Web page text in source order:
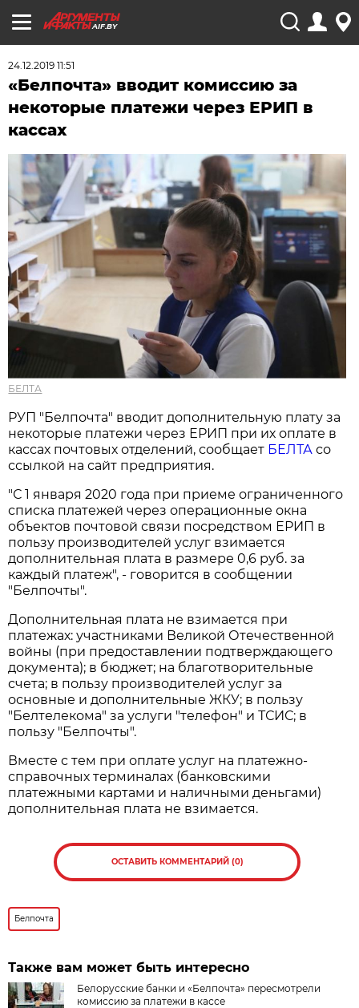
AIF.BY
24.12.2019 11:51
«Белпочта» вводит комиссию за
некоторые платежи через ЕРИП в
кассах
БЕЛТА
РУП "Белпочта" вводит дополнительную плату за
некоторые платежи через ЕРИП при их оплате в
кассах почтовых отделений, сообщает БЕЛТАсо
ссылкой на сайт предприятия.
"С 1 января 2020 года при приеме ограниченного
списка платежей через операционные окна
объектов почтовой связи посредством ЕРИП в
пользу производителей услуг взимается
дополнительная плата в размере 0,6 руб. за
каждый платеж", - говорится в сообщении
"Белпочты".
Дополнительная плата не взимается при
платежах: участниками Великой Отечественной
войны (при предоставлении подтверждающего
документа); в бюджет; на благотворительные
счета; в пользу производителей услуг за
основные и дополнительные ЖКУ; в пользу
"Белтелекома" за услуги "телефон" и ТСИС; в
пользу "Белпочты".
Вместе с тем при оплате услуг на платежно-
справочных терминалах (банковскими
платежными картами и наличными деньгами)
дополнительная плата не взимается.
ОСТАВИТЬ КОММЕНТАРИЙ (0)
Белпочта
Также вам может быть интересно
Белорусские банки и «Белпочта» пересмотрели
комиссию за платежи в кассе